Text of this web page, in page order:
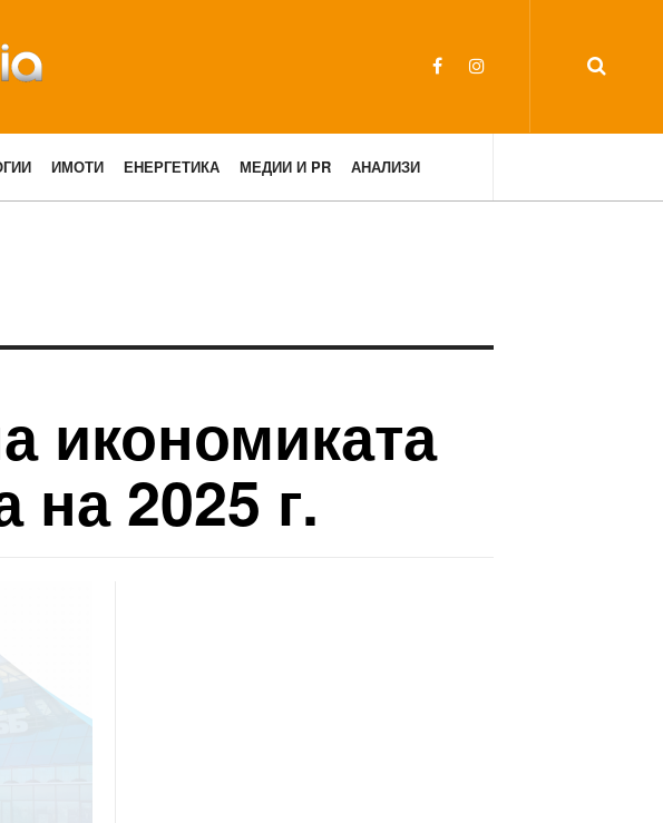
ИМОТИ ЕНЕРГЕТИКА МЕДИИ И PR АНАЛИЗИ
икономиката
на 2025 г.